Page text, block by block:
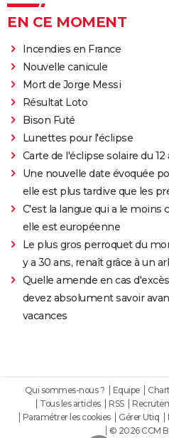
EN CE MOMENT
Incendies en France
Nouvelle canicule
Mort de Jorge Messi
Résultat Loto
Bison Futé
Lunettes pour l'éclipse
Carte de l'éclipse solaire du 12
Une nouvelle date évoquée
elle est plus tardive que les
C'est la langue qui a le moins
elle est européenne
Le plus gros perroquet du
y a 30 ans, renaît grâce à un
Quelle amende en cas
devez absolument savoir
vacances
Qui sommes-nous ? Equipe
Tous les articles
RSS
Paramétrer les cookies
Gérer Utiq
© 2026 CCM